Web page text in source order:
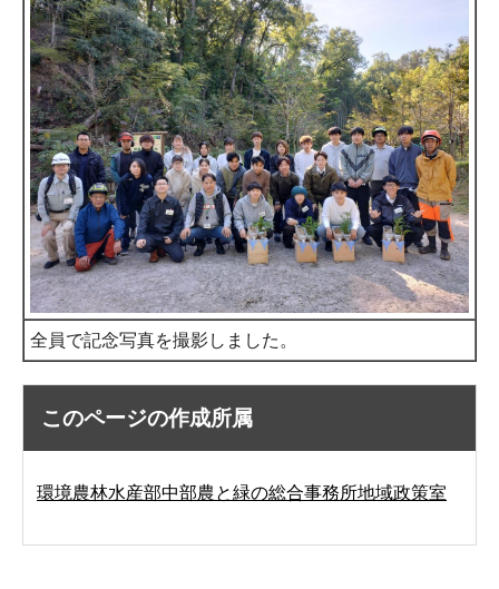
全員で記念写真を撮影しました。
このページの作成所属
環境農林水産部中部農と緑の総合事務所地域政策室